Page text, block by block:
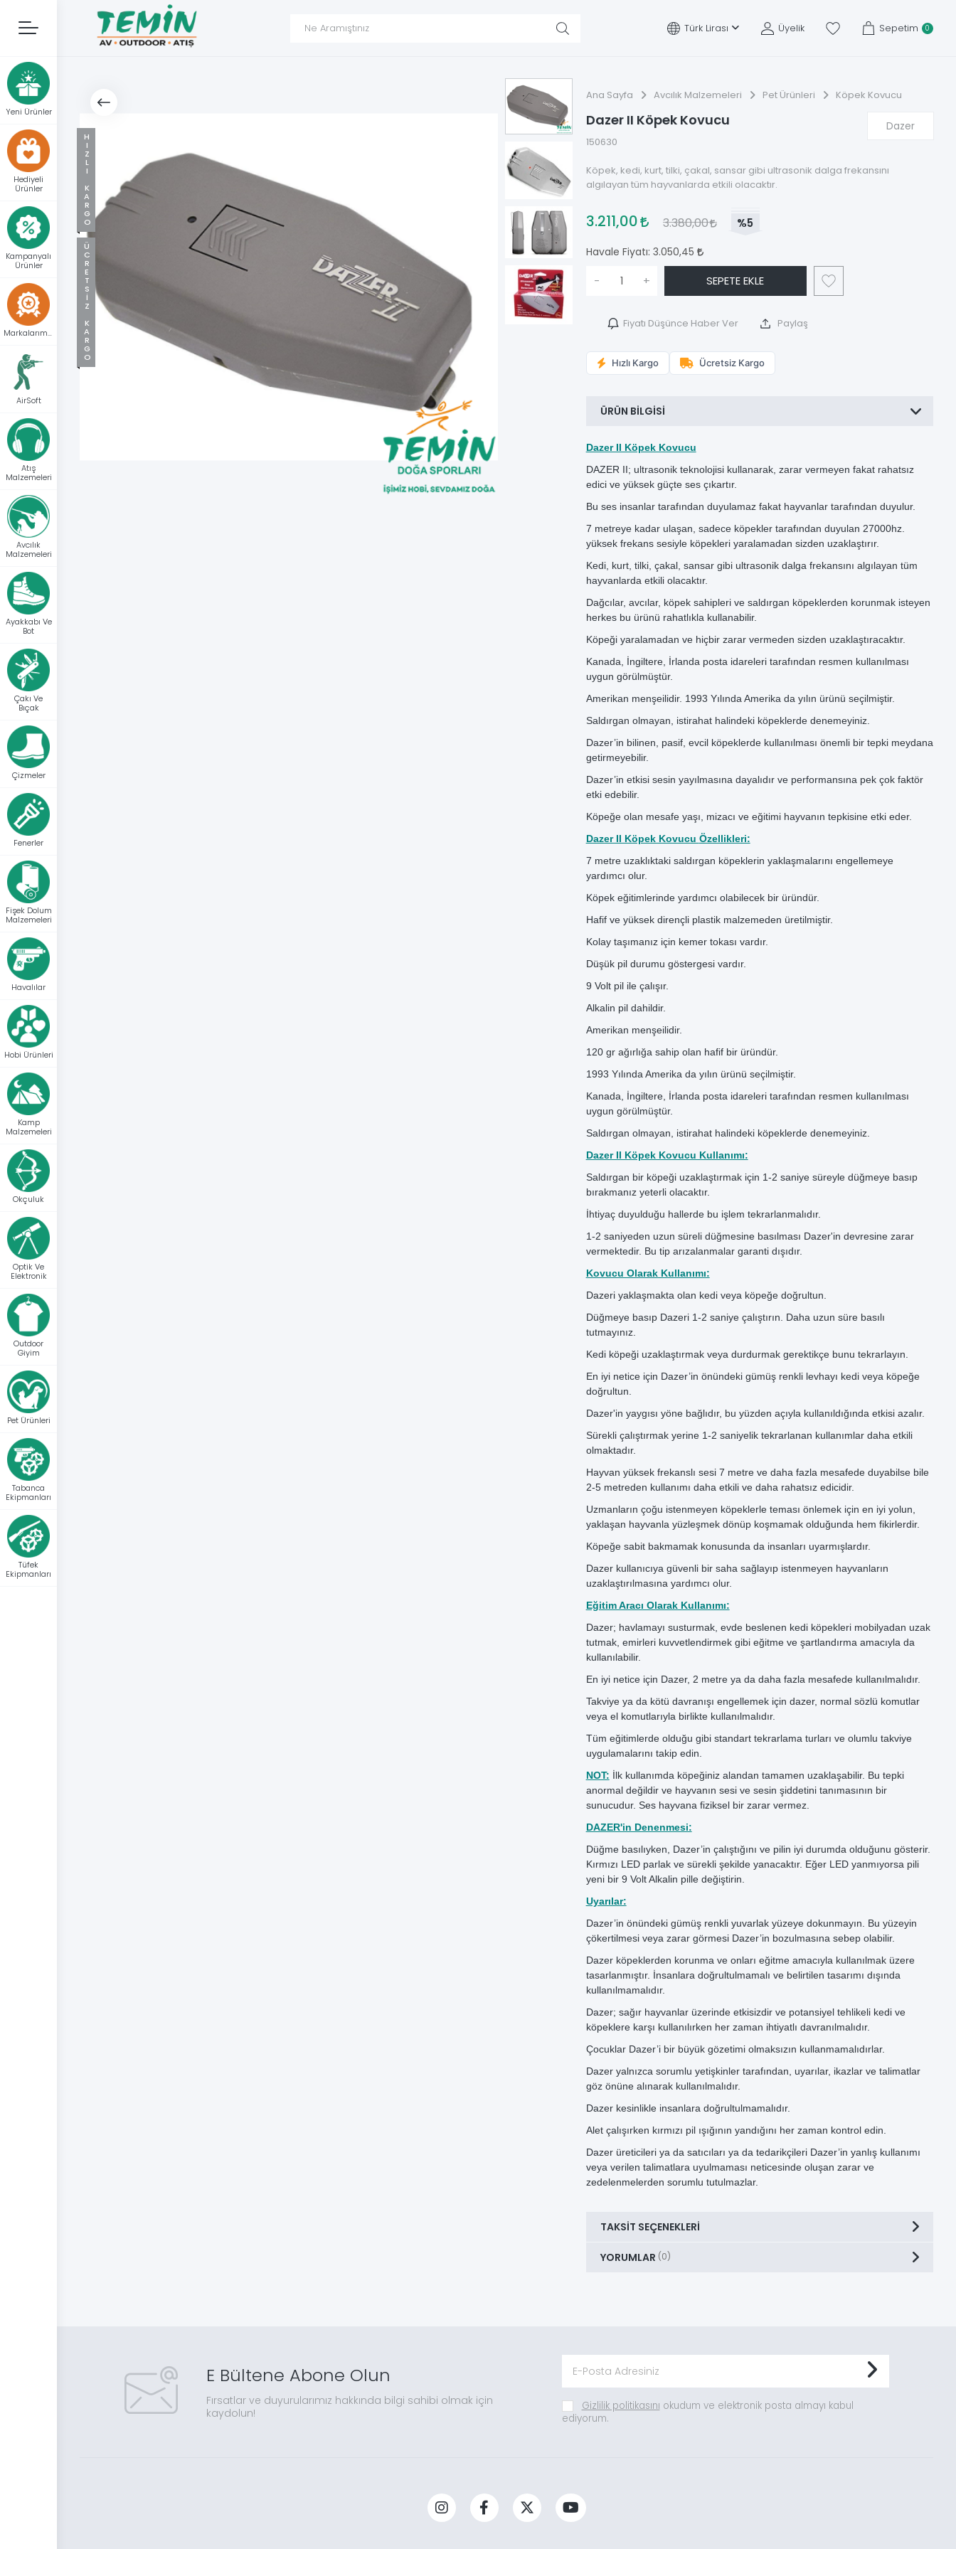
Türk Lirası Üyelik Sepetim 0
Yeni Ürünler
Hediyeli
Ürünler
Kampanyalı
Ürünler
AirSoft
Atış
Malzemeleri
Avcılık
Malzemeleri
Ayakkabı Ve
Bot
Çakı Ve
Bıçak
Çizmeler
Fenerler
Fişek Dolum
Malzemeleri
Havalılar
Hobi Ürünleri
Kamp
Malzemeleri
Okçuluk
Optik Ve
Elektronik
Outdoor
Giyim
Pet Ürünleri
Tabanca
Ekipmanları
Tüfek
Ekipmanları
HIZLI KARGO
ÜCRETSIZ KARGO
Ana Sayfa Avcılık Malzemeleri Pet Ürünleri Köpek Kovucu
Dazer II Köpek Kovucu
150630
Dazer
Köpek, kedi, kurt, tilki, çakal, sansar gibi ultrasonik dalga frekansını
algılayan tüm hayvanlarda etkili olacaktır.
3.211,00 3.380,00 %5
Havale Fiyatı: 3.050,45
- + SEPETE EKLE
Fiyatı Düşünce Haber Ver Paylaş
Hızlı Kargo Ücretsiz Kargo
ÜRÜN BILGISI
Dazer II Köpek Kovucu
DAZER II; ultrasonik teknolojisi kullanarak, zarar vermeyen fakat rahatsız
edici ve yüksek güçte ses çıkartır.
Bu ses insanlar tarafından duyulamaz fakat hayvanlar tarafından duyulur.
7 metreye kadar ulaşan, sadece köpekler tarafından duyulan 27000hz.
yüksek frekans sesiyle köpekleri yaralamadan sizden uzaklaştırır.
Kedi, kurt, tilki, çakal, sansar gibi ultrasonik dalga frekansını algılayan tüm
hayvanlarda etkili olacaktır.
Dağcılar, avcılar, köpek sahipleri ve saldırgan köpeklerden korunmak isteyen
herkes bu ürünü rahatlıkla kullanabilir.
Köpeği yaralamadan ve hiçbir zarar vermeden sizden uzaklaştıracaktır.
Kanada, İngiltere, İrlanda posta idareleri tarafından resmen kullanılması
uygun görülmüştür.
Amerikan menşeilidir. 1993 Yılında Amerika da yılın ürünü seçilmiştir.
Saldırgan olmayan, istirahat halindeki köpeklerde denemeyiniz.
Dazer’in bilinen, pasif, evcil köpeklerde kullanılması önemli bir tepki meydana
getirmeyebilir.
Dazer’in etkisi sesin yayılmasına dayalıdır ve performansına pek çok faktör
etki edebilir.
Köpeğe olan mesafe yaşı, mizacı ve eğitimi hayvanın tepkisine etki eder.
Dazer II Köpek Kovucu Özellikleri:
7 metre uzaklıktaki saldırgan köpeklerin yaklaşmalarını engellemeye
yardımcı olur.
Köpek eğitimlerinde yardımcı olabilecek bir üründür.
Hafif ve yüksek dirençli plastik malzemeden üretilmiştir.
Kolay taşımanız için kemer tokası vardır.
Düşük pil durumu göstergesi vardır.
9 Volt pil ile çalışır.
Alkalin pil dahildir.
Amerikan menşeilidir.
120 gr ağırlığa sahip olan hafif bir üründür.
1993 Yılında Amerika da yılın ürünü seçilmiştir.
Kanada, İngiltere, İrlanda posta idareleri tarafından resmen kullanılması
uygun görülmüştür.
Saldırgan olmayan, istirahat halindeki köpeklerde denemeyiniz.
Dazer II Köpek Kovucu Kullanımı:
Saldırgan bir köpeği uzaklaştırmak için 1-2 saniye süreyle düğmeye basıp
bırakmanız yeterli olacaktır.
İhtiyaç duyulduğu hallerde bu işlem tekrarlanmalıdır.
1-2 saniyeden uzun süreli düğmesine basılması Dazer'in devresine zarar
vermektedir. Bu tip arızalanmalar garanti dışıdır.
Kovucu Olarak Kullanımı:
Dazeri yaklaşmakta olan kedi veya köpeğe doğrultun.
Düğmeye basıp Dazeri 1-2 saniye çalıştırın. Daha uzun süre basılı
tutmayınız.
Kedi köpeği uzaklaştırmak veya durdurmak gerektikçe bunu tekrarlayın.
En iyi netice için Dazer’in önündeki gümüş renkli levhayı kedi veya köpeğe
doğrultun.
Dazer'in yaygısı yöne bağlıdır, bu yüzden açıyla kullanıldığında etkisi azalır.
Sürekli çalıştırmak yerine 1-2 saniyelik tekrarlanan kullanımlar daha etkili
olmaktadır.
Hayvan yüksek frekanslı sesi 7 metre ve daha fazla mesafede duyabilse bile
2-5 metreden kullanımı daha etkili ve daha rahatsız edicidir.
Uzmanların çoğu istenmeyen köpeklerle teması önlemek için en iyi yolun,
yaklaşan hayvanla yüzleşmek dönüp koşmamak olduğunda hem fikirlerdir.
Köpeğe sabit bakmamak konusunda da insanları uyarmışlardır.
Dazer kullanıcıya güvenli bir saha sağlayıp istenmeyen hayvanların
uzaklaştırılmasına yardımcı olur.
Eğitim Aracı Olarak Kullanımı:
Dazer; havlamayı susturmak, evde beslenen kedi köpekleri mobilyadan uzak
tutmak, emirleri kuvvetlendirmek gibi eğitme ve şartlandırma amacıyla da
kullanılabilir.
En iyi netice için Dazer, 2 metre ya da daha fazla mesafede kullanılmalıdır.
Takviye ya da kötü davranışı engellemek için dazer, normal sözlü komutlar
veya el komutlarıyla birlikte kullanılmalıdır.
Tüm eğitimlerde olduğu gibi standart tekrarlama turları ve olumlu takviye
uygulamalarını takip edin.
NOT: İlk kullanımda köpeğiniz alandan tamamen uzaklaşabilir. Bu tepki
anormal değildir ve hayvanın sesi ve sesin şiddetini tanımasının bir
sunucudur. Ses hayvana fiziksel bir zarar vermez.
DAZER'in Denenmesi:
Düğme basılıyken, Dazer’in çalıştığını ve pilin iyi durumda olduğunu gösterir.
Kırmızı LED parlak ve sürekli şekilde yanacaktır. Eğer LED yanmıyorsa pili
yeni bir 9 Volt Alkalin pille değiştirin.
Uyarılar:
Dazer’in önündeki gümüş renkli yuvarlak yüzeye dokunmayın. Bu yüzeyin
çökertilmesi veya zarar görmesi Dazer’in bozulmasına sebep olabilir.
Dazer köpeklerden korunma ve onları eğitme amacıyla kullanılmak üzere
tasarlanmıştır. İnsanlara doğrultulmamalı ve belirtilen tasarımı dışında
kullanılmamalıdır.
Dazer; sağır hayvanlar üzerinde etkisizdir ve potansiyel tehlikeli kedi ve
köpeklere karşı kullanılırken her zaman ihtiyatlı davranılmalıdır.
Çocuklar Dazer’i bir büyük gözetimi olmaksızın kullanmamalıdırlar.
Dazer yalnızca sorumlu yetişkinler tarafından, uyarılar, ikazlar ve talimatlar
göz önüne alınarak kullanılmalıdır.
Dazer kesinlikle insanlara doğrultulmamalıdır.
Alet çalışırken kırmızı pil ışığının yandığını her zaman kontrol edin.
Dazer üreticileri ya da satıcıları ya da tedarikçileri Dazer’in yanlış kullanımı
veya verilen talimatlara uyulmaması neticesinde oluşan zarar ve
zedelenmelerden sorumlu tutulmazlar.
TAKSIT SEÇENEKLERI
YORUMLAR (0)
E Bültene Abone Olun
Fırsatlar ve duyurularımız hakkında bilgi sahibi olmak için
kaydolun!
Gizlilik politikasını okudum ve elektronik posta almayı kabul
ediyorum.